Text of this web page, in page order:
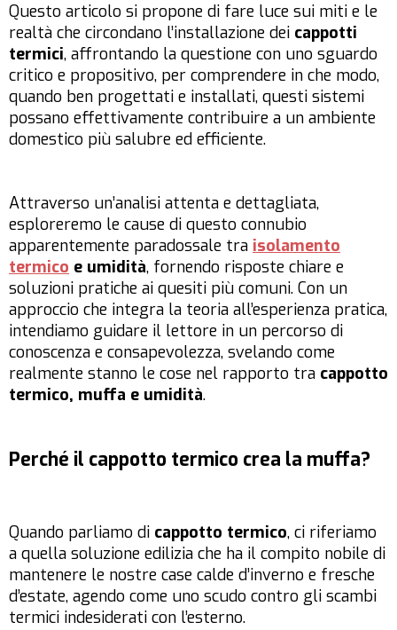
Questo articolo si propone di fare luce sui miti e le
realtà che circondano l’installazione dei cappotti
termici, affrontando la questione con uno sguardo
critico e propositivo, per comprendere in che modo,
quando ben progettati e installati, questi sistemi
possano effettivamente contribuire a un ambiente
domestico più salubre ed efficiente.
Attraverso un’analisi attenta e dettagliata,
esploreremo le cause di questo connubio
apparentemente paradossale tra isolamento
termico e umidità, fornendo risposte chiare e
soluzioni pratiche ai quesiti più comuni. Con un
approccio che integra la teoria all’esperienza pratica,
intendiamo guidare il lettore in un percorso di
conoscenza e consapevolezza, svelando come
realmente stanno le cose nel rapporto tra cappotto
termico, muffa e umidità.
Perché il cappotto termico crea la muffa?
Quando parliamo di cappotto termico, ci riferiamo
a quella soluzione edilizia che ha il compito nobile di
mantenere le nostre case calde d’inverno e fresche
d’estate, agendo come uno scudo contro gli scambi
termici indesiderati con l’esterno.